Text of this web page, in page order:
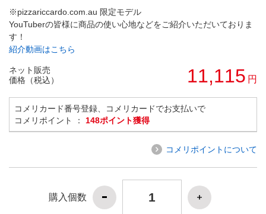
※pizzariccardo.com.au 限定モデル
YouTuberの皆様に商品の使い心地などをご紹介いただいておりま
す！
紹介動画はこちら
ネット販売
価格（税込）
11,115 円
コメリカード番号登録、コメリカードでお支払いで
コメリポイント ： 148ポイント獲得
コメリポイントについて
購入個数